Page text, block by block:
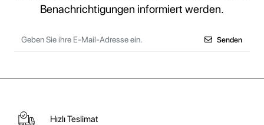
Benachrichtigungen informiert werden.
Senden
Hızlı Teslimat